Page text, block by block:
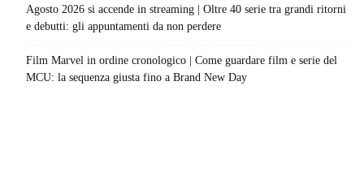
Agosto 2026 si accende in streaming | Oltre 40 serie tra grandi ritorni
e debutti: gli appuntamenti da non perdere
Film Marvel in ordine cronologico | Come guardare film e serie del
MCU: la sequenza giusta fino a Brand New Day